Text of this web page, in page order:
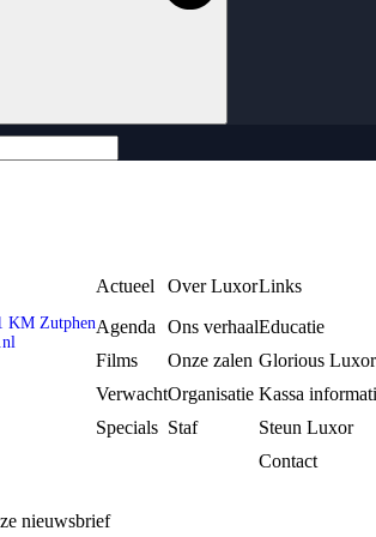
KM Zutphen
Actueel
Agenda
Films
Verwacht
Specials
Over Luxor
Ons verhaal
Onze zalen
Organisatie
Staf
Links
Educatie
Glorious
Kassa
Steun Luxor
Contact
nieuwsbrief